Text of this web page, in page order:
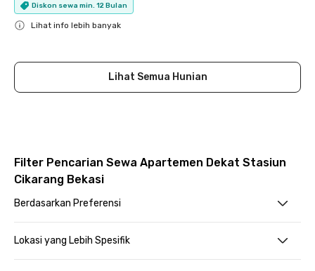
Diskon sewa min. 12 Bulan
Lihat info lebih banyak
Lihat Semua Hunian
Filter Pencarian Sewa Apartemen Dekat Stasiun
Cikarang Bekasi
Berdasarkan Preferensi
Lokasi yang Lebih Spesifik